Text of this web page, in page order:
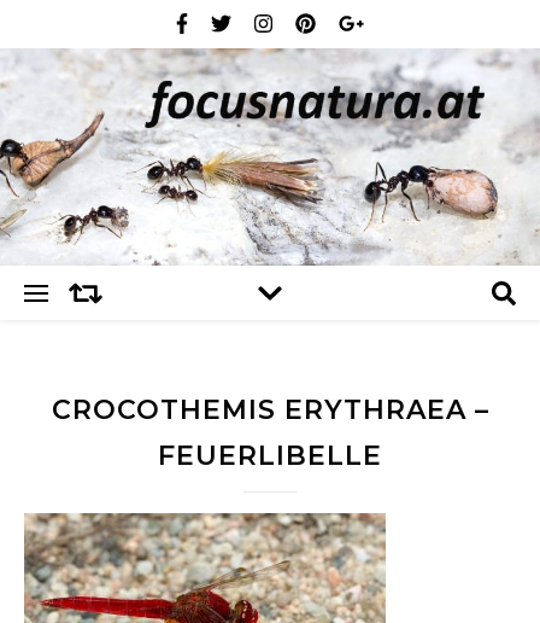
CROCOTHEMIS ERYTHRAEA –
FEUERLIBELLE